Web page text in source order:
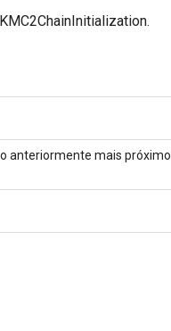
anteriormente mais próximo